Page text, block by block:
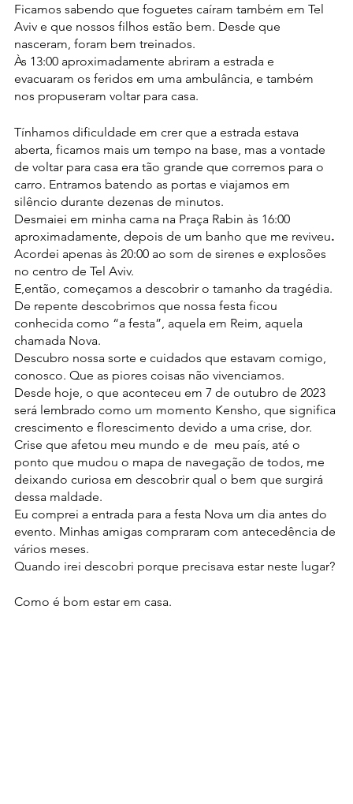
Ficamos sabendo que foguetes caíram também em Tel
Aviv e que nossos filhos estão bem. Desde que
nasceram, foram bem treinados.
Às 13:00 aproximadamente abriram a estrada e
evacuaram os feridos em uma ambulância, e também
nos propuseram voltar para casa.
Tínhamos dificuldade em crer que a estrada estava
aberta, ficamos mais um tempo na base, mas a vontade
de voltar para casa era tão grande que corremos para o
carro. Entramos batendo as portas e viajamos em
silêncio durante dezenas de minutos.
Desmaiei em minha cama na Praça Rabin às 16:00
aproximadamente, depois de um banho que me reviveu.
Acordei apenas às 20:00 ao som de sirenes e explosões
no centro de Tel Aviv.
E,então, começamos a descobrir o tamanho da tragédia.
De repente descobrimos que nossa festa ficou
conhecida como “a festa”, aquela em Reim, aquela
chamada Nova.
Descubro nossa sorte e cuidados que estavam comigo,
conosco. Que as piores coisas não vivenciamos.
Desde hoje, o que aconteceu em 7 de outubro de 2023
será lembrado como um momento Kensho, que significa
crescimento e florescimento devido a uma crise, dor.
Crise que afetou meu mundo e de  meu país, até o
ponto que mudou o mapa de navegação de todos, me
deixando curiosa em descobrir qual o bem que surgirá
dessa maldade.
Eu comprei a entrada para a festa Nova um dia antes do
evento. Minhas amigas compraram com antecedência de
vários meses.
Quando irei descobri porque precisava estar neste lugar?
Como é bom estar em casa.